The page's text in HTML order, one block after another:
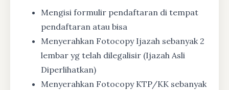
Mengisi formulir pendaftaran di tempat
pendaftaran atau bisa
Menyerahkan Fotocopy Ijazah sebanyak 2
lembar yg telah dilegalisir (Ijazah Asli
Diperlihatkan)
Menyerahkan Fotocopy KTP/KK sebanyak